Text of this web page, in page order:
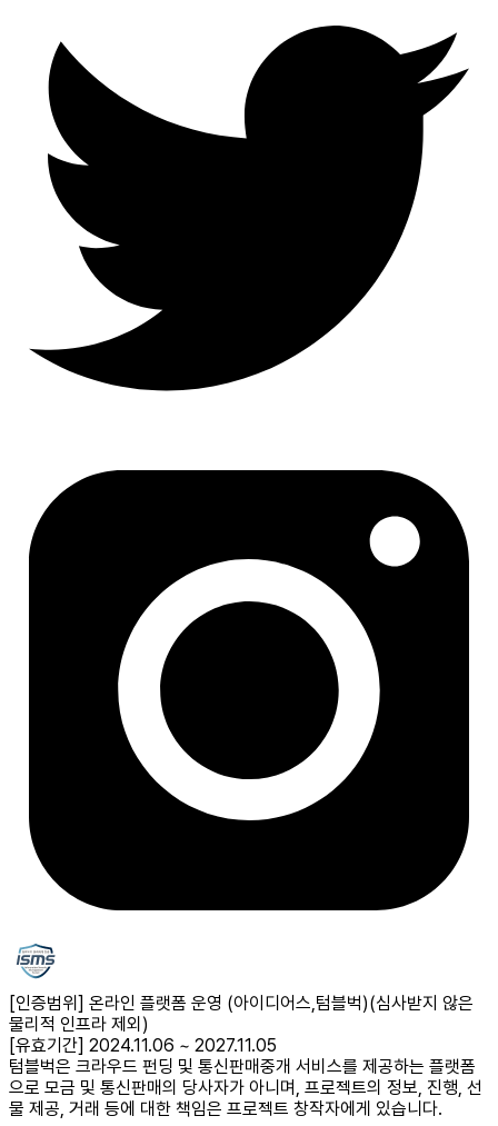
[인증범위] 온라인 플랫폼 운영 (아이디어스,텀블벅)(심사받지 않은
물리적 인프라 제외)
[유효기간] 2024.11.06 ~ 2027.11.05
텀블벅은 크라우드 펀딩 및 통신판매중개 서비스를 제공하는 플랫폼
으로 모금 및 통신판매의 당사자가 아니며, 프로젝트의 정보, 진행, 선
물 제공, 거래 등에 대한 책임은 프로젝트 창작자에게 있습니다.